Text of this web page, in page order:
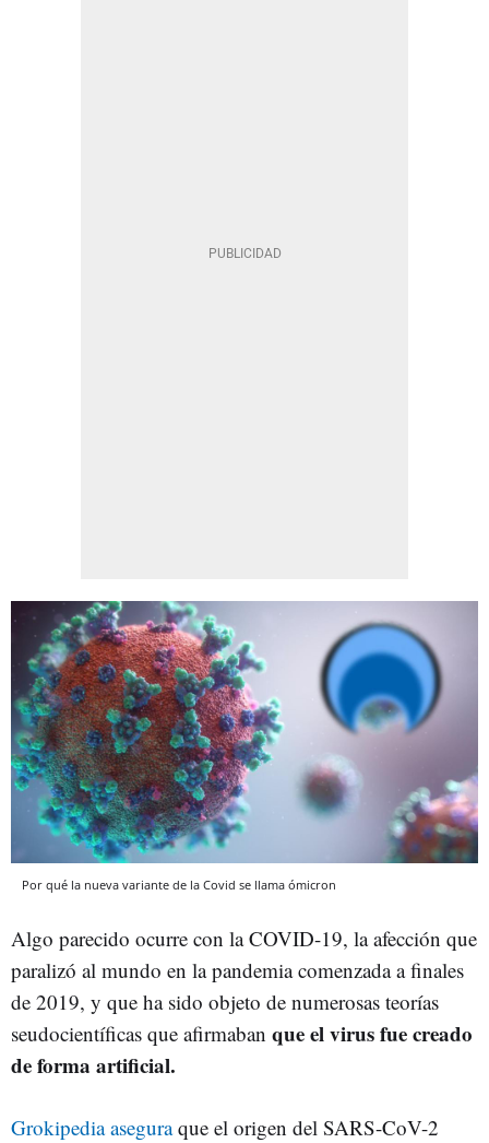
Por qué la nueva variante de la Covid se llama ómicron
Algo parecido ocurre con la COVID-19, la afección que
paralizó al mundo en la pandemia comenzada a finales
de 2019, y que ha sido objeto de numerosas teorías
seudocientíficas que afirmaban que el virus fue creado
de forma artificial.
Grokipedia aseguraque el origen del SARS-CoV-2